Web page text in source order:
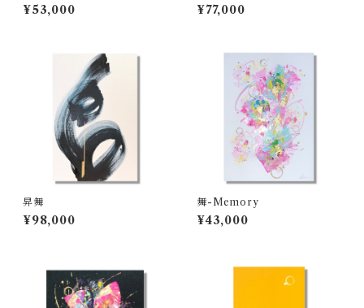
¥53,000 ¥77,000
昇舞
¥98,000
舞-Memory
¥43,000